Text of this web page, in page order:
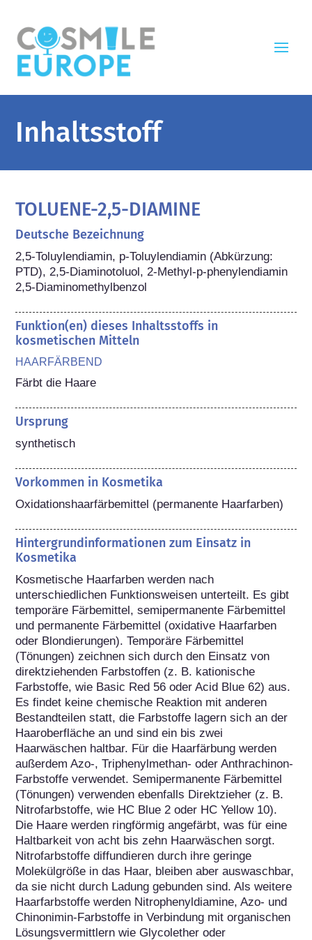
Inhaltsstoff
TOLUENE-2,5-DIAMINE
Deutsche Bezeichnung
2,5-Toluylendiamin, p-Toluylendiamin (Abkürzung:
PTD), 2,5-Diaminotoluol, 2-Methyl-p-phenylendiamin
2,5-Diaminomethylbenzol
Funktion(en) dieses Inhaltsstoffs in
kosmetischen Mitteln
HAARFÄRBEND
Färbt die Haare
Ursprung
synthetisch
Vorkommen in Kosmetika
Oxidationshaarfärbemittel (permanente Haarfarben)
Hintergrundinformationen zum Einsatz in
Kosmetika
Kosmetische Haarfarben werden nach
unterschiedlichen Funktionsweisen unterteilt. Es gibt
temporäre Färbemittel, semipermanente Färbemittel
und permanente Färbemittel (oxidative Haarfarben
oder Blondierungen). Temporäre Färbemittel
(Tönungen) zeichnen sich durch den Einsatz von
direktziehenden Farbstoffen (z. B. kationische
Farbstoffe, wie Basic Red 56 oder Acid Blue 62) aus.
Es findet keine chemische Reaktion mit anderen
Bestandteilen statt, die Farbstoffe lagern sich an der
Haaroberfläche an und sind ein bis zwei
Haarwäschen haltbar. Für die Haarfärbung werden
außerdem Azo-, Triphenylmethan- oder Anthrachinon-
Farbstoffe verwendet. Semipermanente Färbemittel
(Tönungen) verwenden ebenfalls Direktzieher (z. B.
Nitrofarbstoffe, wie HC Blue 2 oder HC Yellow 10).
Die Haare werden ringförmig angefärbt, was für eine
Haltbarkeit von acht bis zehn Haarwäschen sorgt.
Nitrofarbstoffe diffundieren durch ihre geringe
Molekülgröße in das Haar, bleiben aber auswaschbar,
da sie nicht durch Ladung gebunden sind. Als weitere
Haarfarbstoffe werden Nitrophenyldiamine, Azo- und
Chinonimin-Farbstoffe in Verbindung mit organischen
Lösungsvermittlern wie Glycolether oder